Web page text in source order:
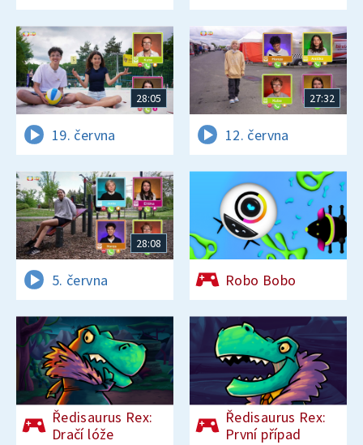
28:05
19. června
27:32
12. června
28:08
5. června Robo Bobo
Ředisaurus Rex:
Dračí lóže
Ředisaurus Rex:
První případ